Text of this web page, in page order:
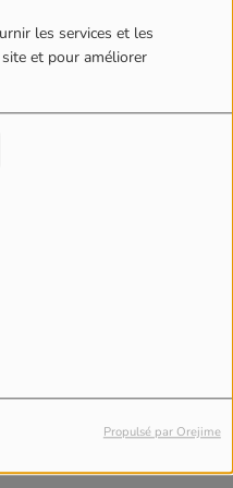
les services et les
et pour améliorer
Propulsé par Orejime